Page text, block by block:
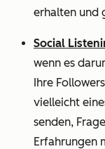
erhalten und
Social
wenn es
Ihre
vielleicht
senden,
Erfahrungen